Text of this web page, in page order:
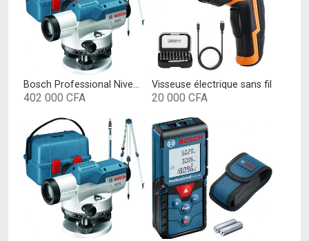
Bosch Professional Niveau optique GOL 20 D (grossissement 20x, unité de mesure : 360 degrés, portée : jusqu’à 60 m, pige GR 500, trépied BT 160, dans un coffret de transport)
402 000 CFA
Visseuse électrique sans fil
20 000 CFA